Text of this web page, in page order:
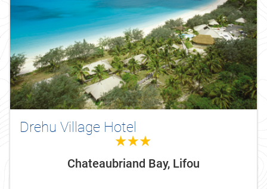
Drehu Village Hotel
3.0
Chateaubriand Bay, Lifou